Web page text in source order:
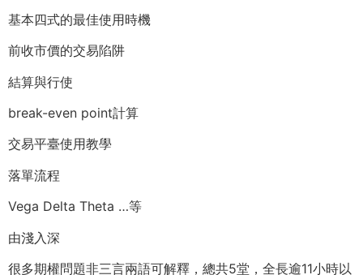
基本四式的最佳使用時機
前收市價的交易陷阱
結算與行使
break-even point計算
交易平臺使用教學
落單流程
Vega Delta Theta …等
由淺入深
很多期權問題非三言兩語可解釋，總共5堂，全長逾11小時以